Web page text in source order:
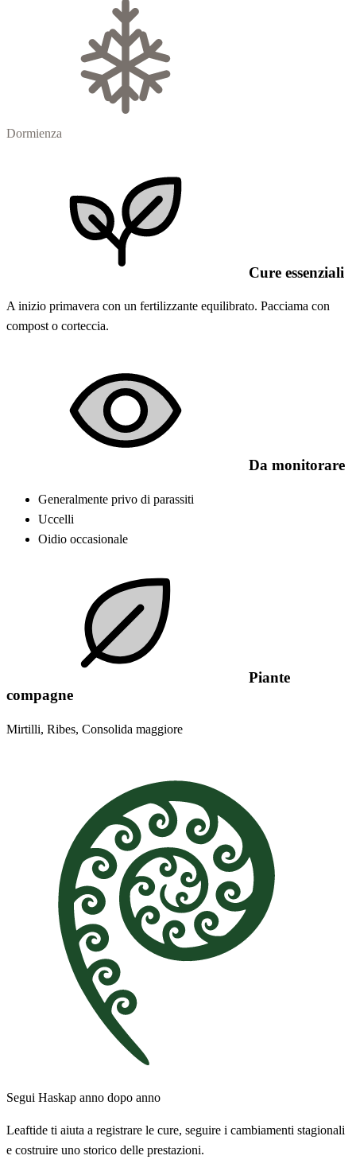
Dormienza
Cure essenziali
A inizio primavera con un fertilizzante equilibrato. Pacciama con
compost o corteccia.
Da monitorare
Generalmente privo di parassiti
Uccelli
Oidio occasionale
Piante
compagne
Mirtilli, Ribes, Consolida maggiore
Segui Haskap anno dopo anno
Leaftide ti aiuta a registrare le cure, seguire i cambiamenti stagionali
e costruire uno storico delle prestazioni.